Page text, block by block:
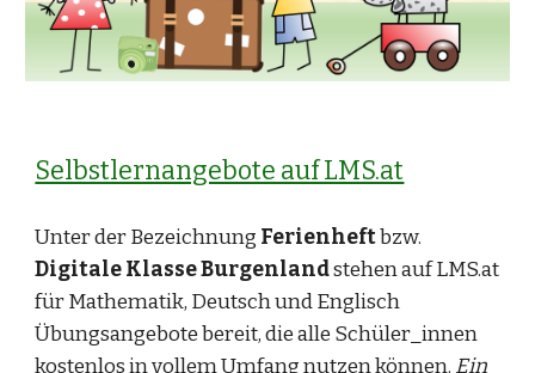
Selbstlernangebote auf LMS.at
Unter der Bezeichnung Ferienheftbzw.
Digitale Klasse Burgenlandstehen auf LMS.at
für Mathematik, Deutsch und Englisch
Übungsangebote bereit, die alle Schüler_innen
kostenlos in vollem Umfang nutzen können. Ein